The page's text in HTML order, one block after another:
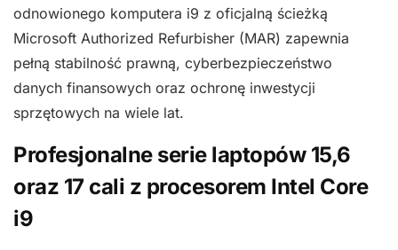
odnowionego komputera i9 z oficjalną ścieżką
Microsoft Authorized Refurbisher (MAR) zapewnia
pełną stabilność prawną, cyberbezpieczeństwo
danych finansowych oraz ochronę inwestycji
sprzętowych na wiele lat.
Profesjonalne serie laptopów 15,6
oraz 17 cali z procesorem Intel Core
i9